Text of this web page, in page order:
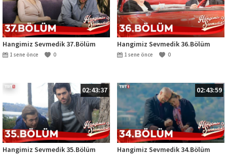
Hangimiz Sevmedik 37.Bölüm
1 sene önce 0
Hangimiz Sevmedik 36.Bölüm
1 sene önce 0
02:43:37
Hangimiz Sevmedik 35.Bölüm
02:43:59
Hangimiz Sevmedik 34.Bölüm